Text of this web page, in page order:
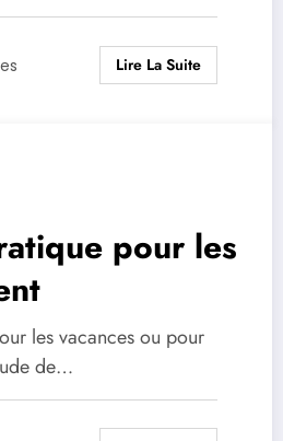
Lire La Suite
pour les
les vacances ou pour
de…